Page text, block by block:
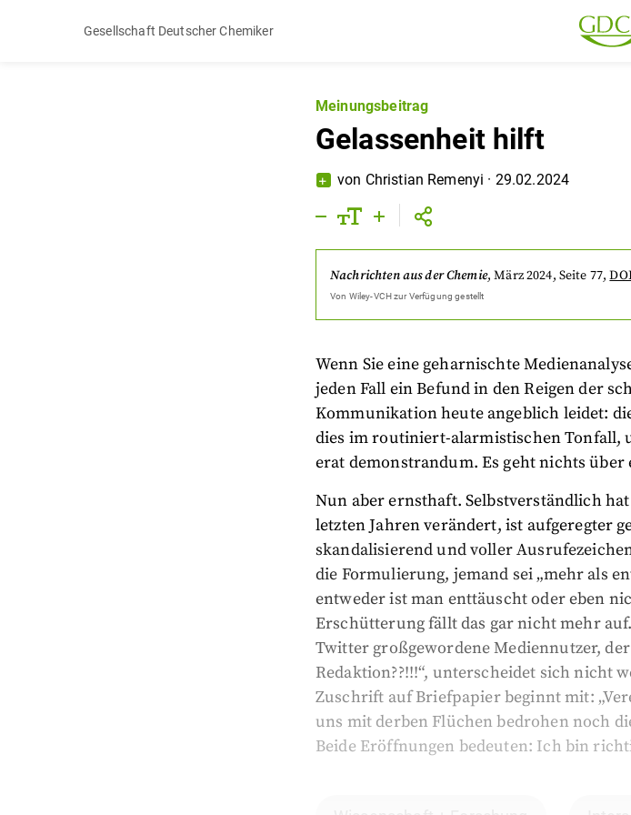
Gesellschaft Deutscher Chemiker
Meinungsbeitrag
Gelassenheit hilft
von Christian Remenyi · 29.02.2024
Nachrichten aus der Chemie,März 2024, Seite 77,
Von Wiley-VCHzur Verfügung gestellt
Wenn Sie eine geharnischte
jeden Fall ein Befund in den Reigen der
Kommunikation heute angeblich leidet:
dies im routiniert-alarmistischen Tonfall,
erat demonstrandum. Es geht nichts
Nun aber ernsthaft. Selbstverständlich
letzten Jahren verändert, ist aufgeregter
skandalisierend und voller
die Formulierung, jemand sei „mehr als
entweder ist man enttäuscht oder eben
Erschütterung fällt das gar nicht mehr
Twitter großgewordene Mediennutzer,
Redaktion??!!!“, unterscheidet sich nicht
Zuschrift auf Briefpapier beginnt mit:
uns mit derben Flüchen bedrohen noch
Beide Eröffnungen bedeuten: Ich bin